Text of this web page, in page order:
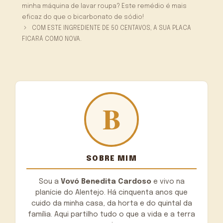
minha máquina de lavar roupa? Este remédio é mais
eficaz do que o bicarbonato de sódio!
COM ESTE INGREDIENTE DE 50 CENTAVOS, A SUA PLACA
FICARÁ COMO NOVA.
SOBRE MIM
Sou a Vovó Benedita Cardosoe vivo na
planície do Alentejo. Há cinquenta anos que
cuido da minha casa, da horta e do quintal da
família. Aqui partilho tudo o que a vida e a terra